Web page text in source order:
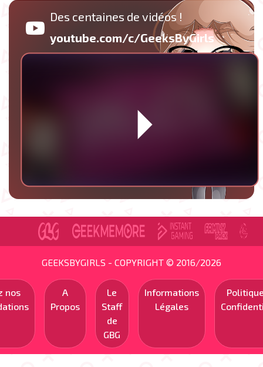
Des centaines de vidéos !
youtube.com/c/GeeksByGirls
GEEKSBYGIRLS - COPYRIGHT © 2016/2026
nos
A
Propos
Le
Staff
de
GBG
Informations
Légales